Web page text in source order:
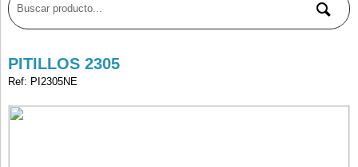
PITILLOS 2305
Ref: PI2305NE